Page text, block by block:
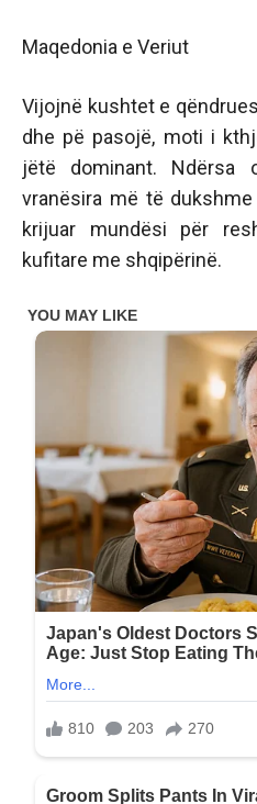
Maqedonia e Veriut
Vijojnë kushtet e
dhe pë pasojë, moti i
jëtë dominant. Ndërsa
vranësira më të
krijuar mundësi për
kufitare me shqipërinë.